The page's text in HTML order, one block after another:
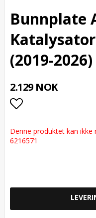
Bunnplate
(2019-2026)
2.129 NOK
Denne produktet kan
6216571